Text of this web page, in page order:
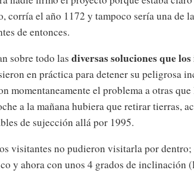
corría el año 1172 y tampoco sería una de
de entonces.
sobre todo las diversas soluciones que
en práctica para detener su peligrosa
momentaneamente el problema a otras
a la mañana hubiera que retirar tierras,
de sujección allá por 1995.
visitantes no pudieron visitarla por dentro;
y ahora con unos 4 grados de inclinación